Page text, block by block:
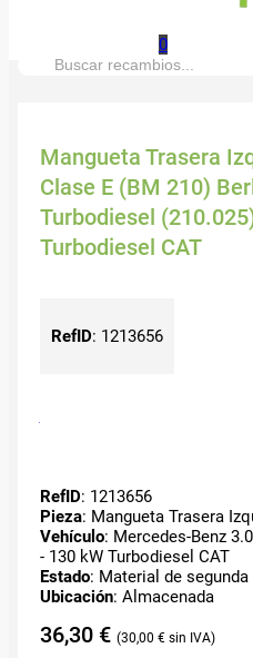
0
Buscar:
Mangueta Trasera
Clase E (BM 210)
Turbodiesel
Turbodiesel CAT
RefID: 1213656
RefID: 1213656
Pieza: Mangueta Trasera
Vehículo: Mercedes-Benz
- 130 kW Turbodiesel CAT
Estado: Material de segunda
Ubicación: Almacenada
36,30 € 30,00 €